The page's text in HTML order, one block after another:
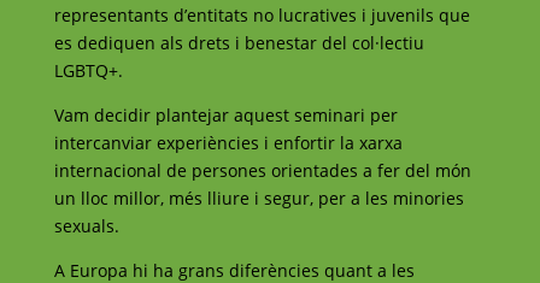
representants d’entitats no lucratives i juvenils que
es dediquen als drets i benestar del col·lectiu
LGBTQ+.
Vam decidir plantejar aquest seminari per
intercanviar experiències i enfortir la xarxa
internacional de persones orientades a fer del món
un lloc millor, més lliure i segur, per a les minories
sexuals.
A Europa hi ha grans diferències quant a les